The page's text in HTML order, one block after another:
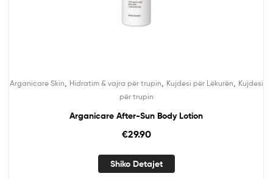
Arganicare Skin Hidratim & vajra për trupin Kujdesi për Lëkurën
Kujdesi
për trupin
Arganicare After-Sun Body Lotion
€29.90
Shiko Detajet